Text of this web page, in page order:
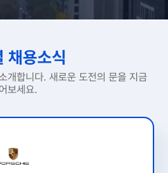
채용소식
개합니다. 새로운 도전의 문을 지금
보세요.